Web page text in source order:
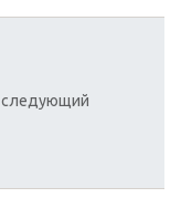
следующий